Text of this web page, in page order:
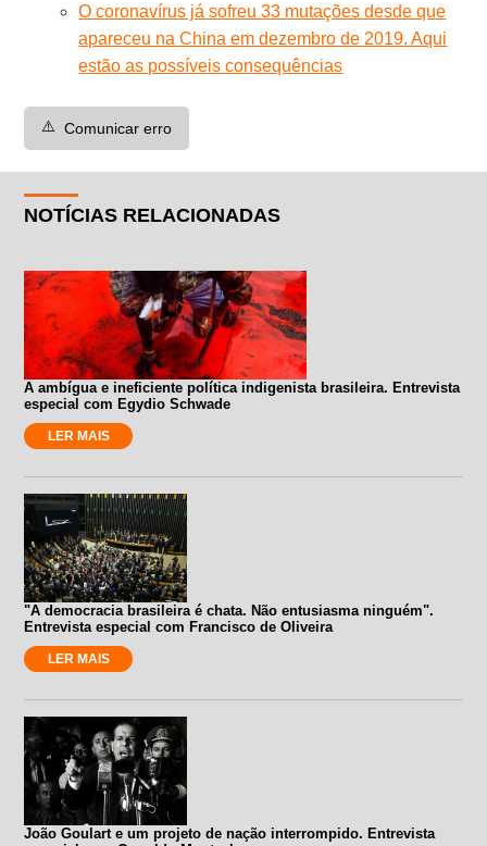
O coronavírus já sofreu 33 mutações desde que
apareceu na China em dezembro de 2019. Aqui
estão as possíveis consequências
⚠️ Comunicar erro
NOTÍCIAS RELACIONADAS
A ambígua e ineficiente política indigenista brasileira. Entrevista
especial com Egydio Schwade
LER MAIS
"A democracia brasileira é chata. Não entusiasma ninguém".
Entrevista especial com Francisco de Oliveira
LER MAIS
João Goulart e um projeto de nação interrompido. Entrevista